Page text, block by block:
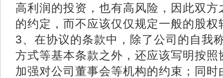
高利润的投资，也有高风险，因此双
的约定，而不应该仅仅规定一般的
3、在协议的条款中，除了公司的自我
方式等基本条款之外，还应该写明按
加强对公司董事会等机构的约束；同